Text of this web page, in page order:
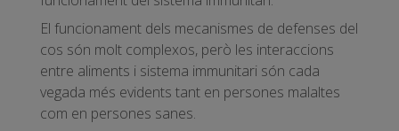
El funcionament dels mecanismes de defenses del
cos són molt complexos, però les interaccions
entre aliments i sistema immunitari són cada
vegada més evidents tant en persones malaltes
com en persones sanes.